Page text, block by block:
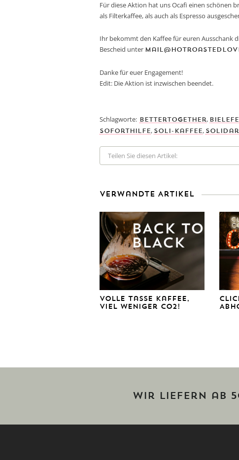
Für diese Aktion hat uns Ocafi einen schönen
als Filterkaffee, als auch als Espresso
Ihr bekommt den Kaffee für euren Ausschank
Bescheid unter
Danke für euer Engagement!
Edit: Die Aktion ist inzwischen beendet.
Schlagworte: bettertogether,
soforthilfe, Soli-Kaffee,
Teilen Sie diesen Artikel:
Verwandte Artikel
Volle Tasse Kaffee,
viel weniger CO2!
Wir liefern ab